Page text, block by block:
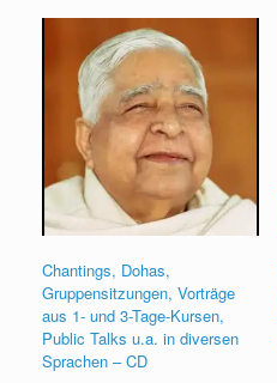
Chantings, Dohas,
Gruppensitzungen, Vorträge
aus 1- und 3-Tage-Kursen,
Public Talks u.a. in diversen
Sprachen – CD